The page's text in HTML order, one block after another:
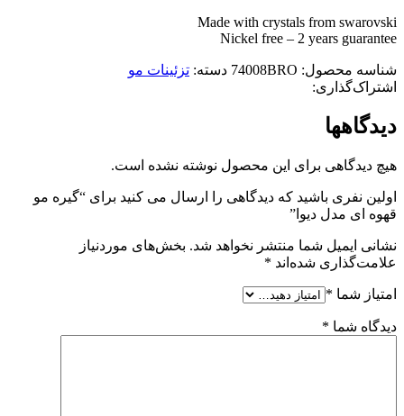
Made with crystals from swarovski
Nickel free – 2 years guarantee
شناسه محصول: 74008BRO دسته: تزئینات مو
اشتراک‌گذاری:
دیدگاهها
هیچ دیدگاهی برای این محصول نوشته نشده است.
اولین نفری باشید که دیدگاهی را ارسال می کنید برای “گیره مو
قهوه ای مدل دیوا”
نشانی ایمیل شما منتشر نخواهد شد. بخش‌های موردنیاز
علامت‌گذاری شده‌اند *
امتیاز شما *
دیدگاه شما *